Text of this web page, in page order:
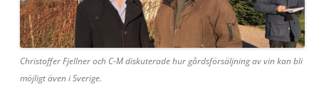
Christoffer Fjellner och C-M diskuterade hur gårdsförsäljning av vin kan bli
möjligt även i Sverige.